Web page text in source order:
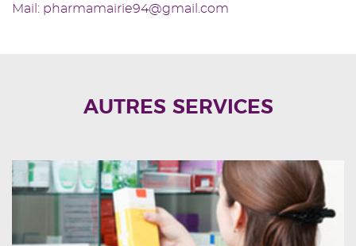
Mail: pharmamairie94@gmail.com
AUTRES SERVICES